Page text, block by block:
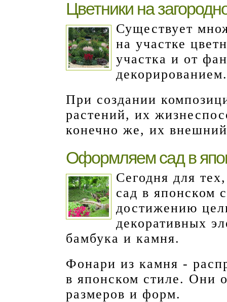
Цветники на
Существует
на участке
участка и от
декорированием.
При создании
растений, их
конечно же, их
Оформляем сад в
Сегодня для
сад в японском
достижению
декоративных
бамбука и камня.
Фонари из камня -
в японском стиле. Они
размеров и форм.